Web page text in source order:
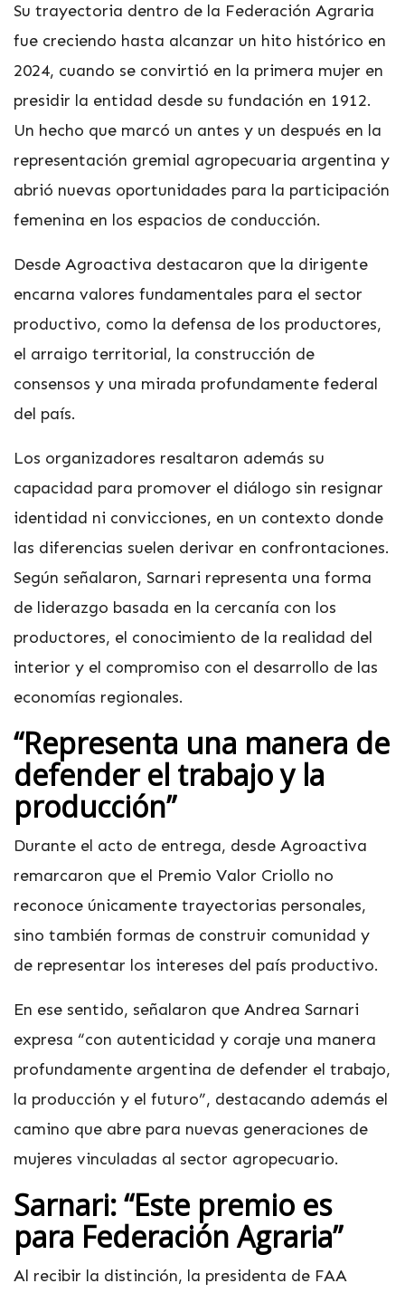
Su trayectoria dentro de la Federación Agraria
fue creciendo hasta alcanzar un hito histórico en
2024, cuando se convirtió en la primera mujer en
presidir la entidad desde su fundación en 1912.
Un hecho que marcó un antes y un después en la
representación gremial agropecuaria argentina y
abrió nuevas oportunidades para la participación
femenina en los espacios de conducción.
Desde Agroactiva destacaron que la dirigente
encarna valores fundamentales para el sector
productivo, como la defensa de los productores,
el arraigo territorial, la construcción de
consensos y una mirada profundamente federal
del país.
Los organizadores resaltaron además su
capacidad para promover el diálogo sin resignar
identidad ni convicciones, en un contexto donde
las diferencias suelen derivar en confrontaciones.
Según señalaron, Sarnari representa una forma
de liderazgo basada en la cercanía con los
productores, el conocimiento de la realidad del
interior y el compromiso con el desarrollo de las
economías regionales.
“Representa una manera de
defender el trabajo y la
producción”
Durante el acto de entrega, desde Agroactiva
remarcaron que el Premio Valor Criollo no
reconoce únicamente trayectorias personales,
sino también formas de construir comunidad y
de representar los intereses del país productivo.
En ese sentido, señalaron que Andrea Sarnari
expresa “con autenticidad y coraje una manera
profundamente argentina de defender el trabajo,
la producción y el futuro”, destacando además el
camino que abre para nuevas generaciones de
mujeres vinculadas al sector agropecuario.
Sarnari: “Este premio es
para Federación Agraria”
Al recibir la distinción, la presidenta de FAA